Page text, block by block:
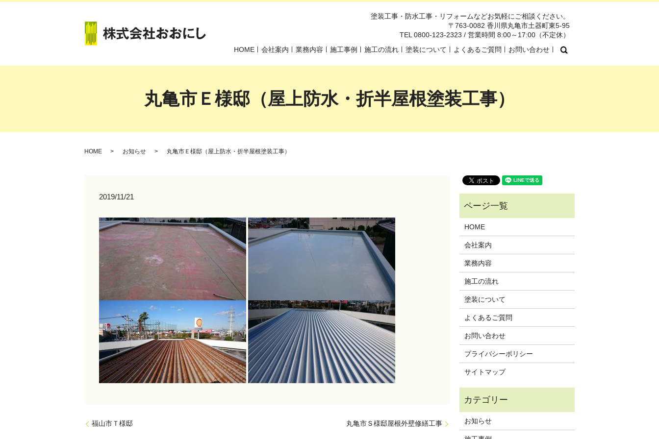
塗装工事・防水工事・リフォームなどお気軽にご相談ください。
〒763-0082 香川県丸亀市土器町東5-95
TEL 0800-123-2323 / 営業時間 8:00～17:00（不定休）
HOME
会社案内 業務内容 施工事例 施工の流れ 塗装について よくあるご質問 お問い合わせ
丸亀市Ｅ様邸（屋上防水・折半屋根塗装工事）
HOME お知らせ 丸亀市Ｅ様邸（屋上防水・折半屋根塗装工事）
2019/11/21
福山市Ｔ様邸 丸亀市Ｓ様邸屋根外壁修繕工事
HOME
会社案内
業務内容
施工の流れ
塗装について
よくあるご質問
お問い合わせ
プライバシーポリシー
サイトマップ
お知らせ